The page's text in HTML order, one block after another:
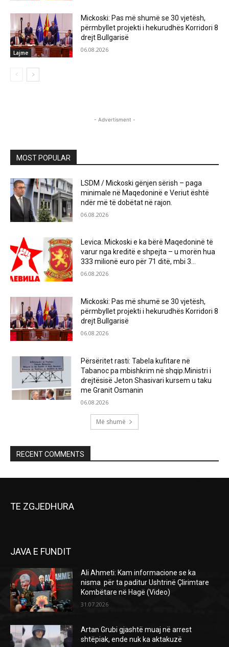
Lajme
Mickoski: Pas më shumë se 30 vjetësh,
përmbyllet projekti i hekurudhës Korridori 8
drejt Bullgarisë
06.08.2026
- Advertisment -
MOST POPULAR
LSDM / Mickoski gënjen sërish – paga
minimale në Maqedoninë e Veriut është
ndër më të dobëtat në rajon.
06.08.2026
Levica: Mickoski e ka bërë Maqedoninë të
varur nga kreditë e shpejta – u morën hua
333 milionë euro për 71 ditë, mbi 3...
06.08.2026
Mickoski: Pas më shumë se 30 vjetësh,
përmbyllet projekti i hekurudhës Korridori 8
drejt Bullgarisë
06.08.2026
Përsëritet rasti: Tabela kufitare në
Tabanoc pa mbishkrim në shqip.Ministri i
drejtësisë Jeton Shasivari kursem u taku
me Granit Osmanin
06.08.2026
Më shumë
RECENT COMMENTS
TE ZGJEDHURA
JAVA E FUNDIT
Ali Ahmeti: Kam informacione se ka
nisma për ta paditur Ushtrinë Çlirimtare
Kombëtare në Hagë (Video)
31.07.2026
Artan Grubi gjashtë muaj në arrest
shtëpiak, ende nuk ka aktakuzë